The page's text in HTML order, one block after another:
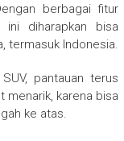
berbagai fitur
diharapkan bisa
termasuk Indonesia.
pantauan terus
menarik, karena bisa
ke atas.